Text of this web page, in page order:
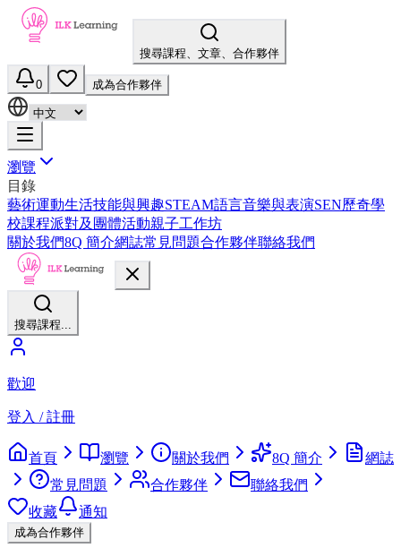
搜尋課程、文章、合作夥伴
0 成為合作夥伴
瀏覽
目錄
藝術運動生活技能與興趣STEAM語言音樂與表演SEN歷奇學
校課程派對及團體活動親子工作坊
關於我們8Q 簡介網誌常見問題合作夥伴聯絡我們
搜尋課程...
歡迎
登入 / 註冊
首頁 瀏覽 關於我們 8Q 簡介
網誌
常見問題
合作夥伴
聯絡我們
收藏
通知
成為合作夥伴